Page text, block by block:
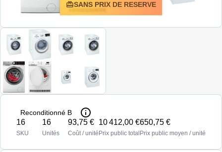
SANS PRIX DE RESERVE
Reconditionné B
16
SKU
16
Unités
93,75 €
Coût / unité
10 412,00 €
Prix public total
650,75 €
Prix public moyen / unité